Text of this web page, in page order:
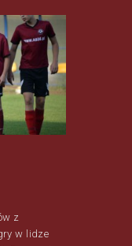
z
w lidze